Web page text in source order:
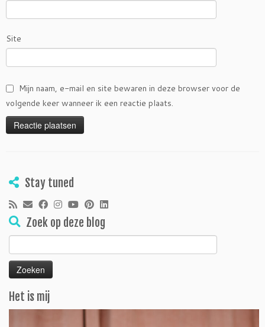
Site
Mijn naam, e-mail en site bewaren in deze browser voor de
volgende keer wanneer ik een reactie plaats.
Stay tuned
Zoek op deze blog
Zoeken
naar:
Het is mij